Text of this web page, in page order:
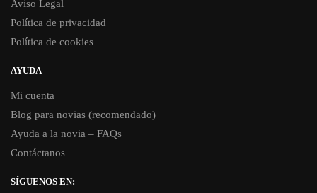
Aviso Legal
Política de privacidad
Política de cookies
AYUDA
Mi cuenta
Blog para novias (recomendado)
Ayuda a la novia – FAQs
Contáctanos
SÍGUENOS EN: